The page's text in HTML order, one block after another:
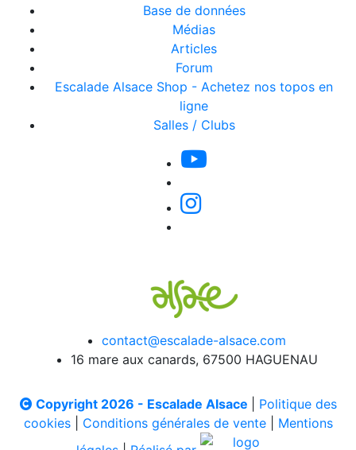
Base de données
Médias
Articles
Forum
Escalade Alsace Shop - Achetez nos topos en
ligne
Salles / Clubs
contact@escalade-alsace.com
16 mare aux canards, 67500 HAGUENAU
Copyright 2026 - Escalade Alsace
Politique des
cookies| Conditions générales de vente| Mentions